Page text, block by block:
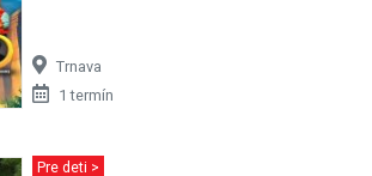
Trnava
1 termín
Pre deti >